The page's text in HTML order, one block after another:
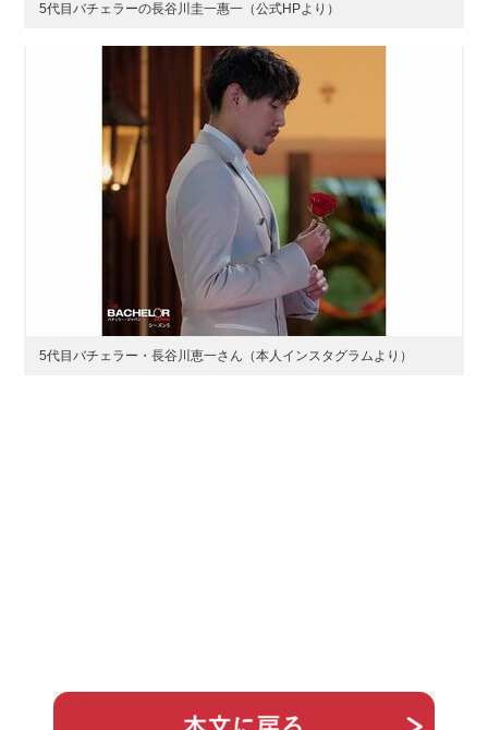
5代目バチェラーの長谷川圭一惠一（公式HPより）
5代目バチェラー・長谷川恵一さん（本人インスタグラムより）